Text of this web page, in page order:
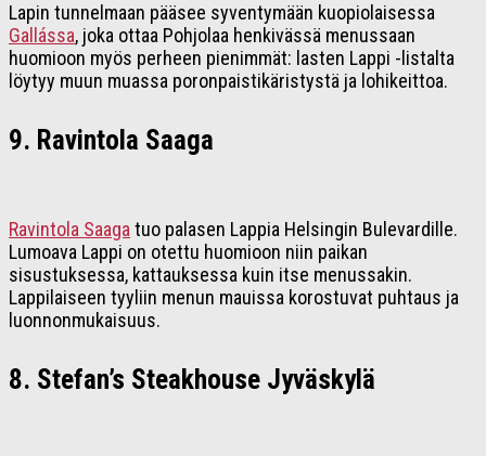
Lapin tunnelmaan pääsee syventymään kuopiolaisessa
Gallássa, joka ottaa Pohjolaa henkivässä menussaan
huomioon myös perheen pienimmät: lasten Lappi -listalta
löytyy muun muassa poronpaistikäristystä ja lohikeittoa.
9. Ravintola Saaga
Ravintola Saagatuo palasen Lappia Helsingin Bulevardille.
Lumoava Lappi on otettu huomioon niin paikan
sisustuksessa, kattauksessa kuin itse menussakin.
Lappilaiseen tyyliin menun mauissa korostuvat puhtaus ja
luonnonmukaisuus.
8. Stefan’s Steakhouse Jyväskylä